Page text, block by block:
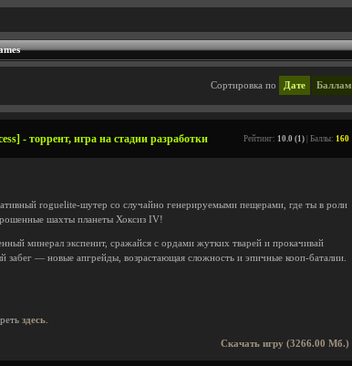
Сортировка по Дате Баллам
- торрент, игра на стадии разработки Рейтинг: 10.0 (1) | Баллы: 160
roguelite-шутер со случайно генерируемыми пещерами, где ты в роли
шахты планеты Хоксиз IV!
минерал экспенит, сражайся с ордами жутких тварей и прокачивай
— новые апгрейды, возрастающая сложность и эпичные кооп-баталии.
здесь
Скачать игру (3266.00 Мб.)